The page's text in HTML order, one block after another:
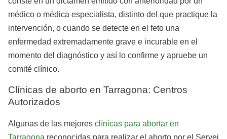
médico o médica especialista, distinto del que practique la
intervención, o cuando se detecte en el feto una
enfermedad extremadamente grave e incurable en el
momento del diagnóstico y así lo confirme y apruebe un
comité clínico.
Clínicas de aborto en Tarragona: Centros
Autorizados
Algunas de las mejores clínicas para abortar en